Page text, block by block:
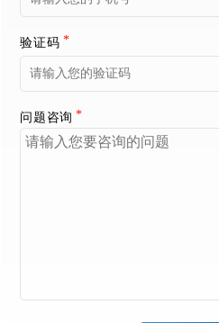
验证码
问题咨询